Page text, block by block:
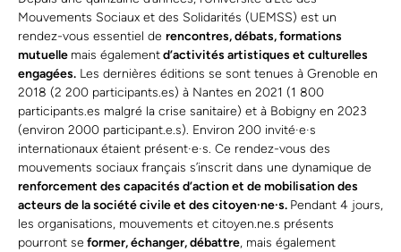
Mouvements Sociaux et des Solidarités (UEMSS) est un
rendez-vous essentiel de rencontres, débats, formations
mutuelle mais égalementd’activités artistiques et culturelles
engagées. Les dernières éditions se sont tenues à Grenoble en
2018 (2 200 participants.es) à Nantes en 2021 (1 800
participants.es malgré la crise sanitaire) et à Bobigny en 2023
(environ 2000 participant.e.s). Environ 200 invité·e·s
internationaux étaient présent·e·s. Ce rendez-vous des
mouvements sociaux français s’inscrit dans une dynamique de
renforcement des capacités d’action et de mobilisation des
acteurs de la société civile et des citoyen·ne·s. Pendant 4 jours,
les organisations, mouvements et citoyen.ne.s présents
pourront se former, échanger, débattre, mais également